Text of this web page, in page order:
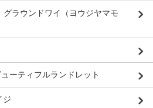
ラウンドワイ（ヨウジヤマモ
ーティフルランドレット
ジ